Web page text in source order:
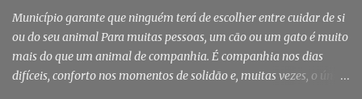
com uma cerimónia comemorativa na qual a Câmara Municipal
de Setúbal desta...
Município garante que ninguém terá de escolher entre cuidar de si
ou do seu animal Para muitas pessoas, um cão ou um gato é muito
mais do que um animal de companhia. É companhia nos dias
difíceis, conforto nos momentos de solidão e, muitas vezes, o único